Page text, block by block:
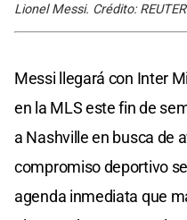
Lionel Messi. Crédito:
Messi llegará con Inter
en la MLS este fin de
a Nashville en busca de
compromiso deportivo
agenda inmediata que